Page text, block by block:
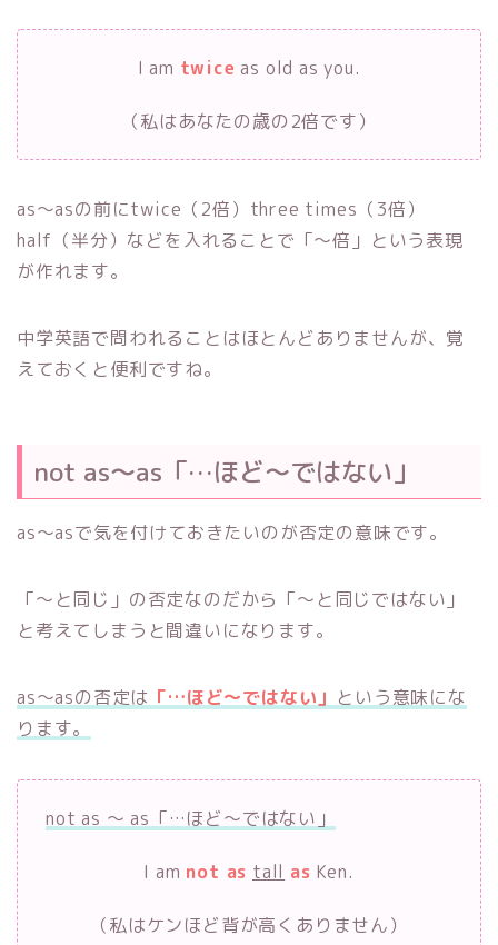
I am twice as old as you.
（私はあなたの歳の2倍です）
as～asの前にtwice（2倍）three times（3倍）
half（半分）などを入れることで「～倍」という表現
が作れます。
中学英語で問われることはほとんどありませんが、覚
えておくと便利ですね。
not as～as「…ほど～ではない」
as～asで気を付けておきたいのが否定の意味です。
「～と同じ」の否定なのだから「～と同じではない」
と考えてしまうと間違いになります。
as～asの否定は 「…ほど～ではない」 という意味にな
ります。
not as ～ as「…ほど～ではない」
I am not as tall as Ken.
（私はケンほど背が高くありません）